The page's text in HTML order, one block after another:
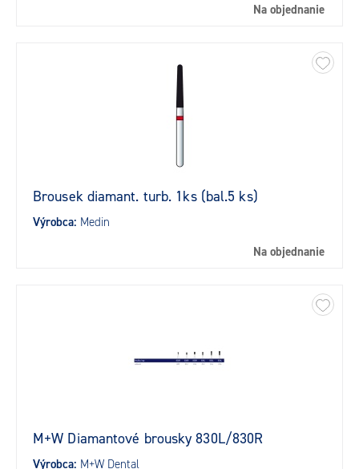
Na objednanie
Brousek diamant. turb. 1ks (bal.5 ks)
Výrobca: Medin
Na objednanie
M+W Diamantové brousky 830L/830R
Výrobca: M+W Dental